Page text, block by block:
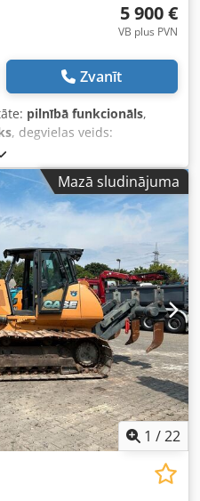
5 900 €
VB plus PVN
Zvanīt
pilnībā funkcionāls,
, degvielas veids:
7 500 kg
, Ražošanas gads:1977,
Mazā sludinājuma
1 /22